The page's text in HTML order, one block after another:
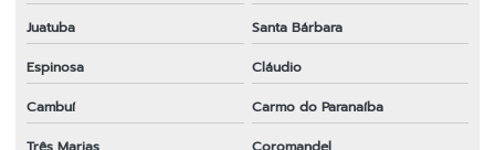
Juatuba
Santa Bárbara
Espinosa
Cláudio
Cambuí
Carmo do Paranaíba